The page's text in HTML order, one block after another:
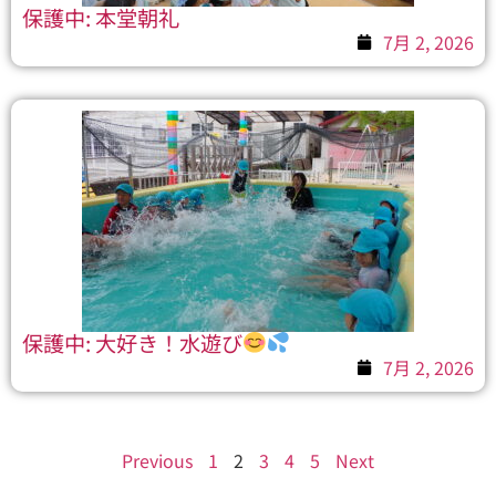
保護中: 本堂朝礼
7月 2, 2026
保護中: 大好き！水遊び
7月 2, 2026
Previous 1 2 3 4 5 Next